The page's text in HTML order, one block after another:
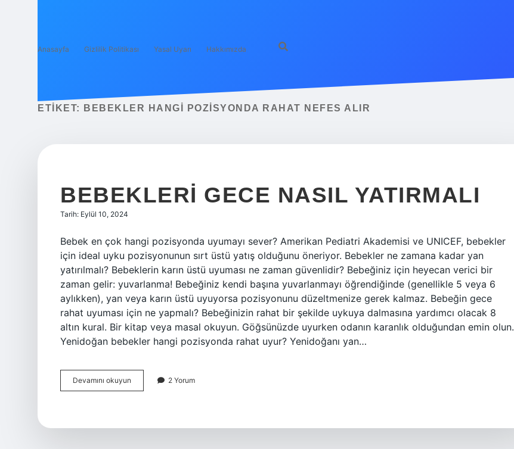
Anasayfa Gizlilik Politikası Yasal Uyarı Hakkımızda
ETIKET: BEBEKLER HANGI POZISYONDA RAHAT NEFES ALIR
BEBEKLERI GECE NASIL YATIRMALI
Tarih: Eylül 10, 2024
Bebek en çok hangi pozisyonda uyumayı sever? Amerikan Pediatri Akademisi ve UNICEF, bebekler
için ideal uyku pozisyonunun sırt üstü yatış olduğunu öneriyor. Bebekler ne zamana kadar yan
yatırılmalı? Bebeklerin karın üstü uyuması ne zaman güvenlidir? Bebeğiniz için heyecan verici bir
zaman gelir: yuvarlanma! Bebeğiniz kendi başına yuvarlanmayı öğrendiğinde (genellikle 5 veya 6
aylıkken), yan veya karın üstü uyuyorsa pozisyonunu düzeltmenize gerek kalmaz. Bebeğin gece
rahat uyuması için ne yapmalı? Bebeğinizin rahat bir şekilde uykuya dalmasına yardımcı olacak 8
altın kural. Bir kitap veya masal okuyun. Göğsünüzde uyurken odanın karanlık olduğundan emin olun.
Yenidoğan bebekler hangi pozisyonda rahat uyur? Yenidoğanı yan…
Devamını okuyun Bebekleri
Gece
2 Yorum